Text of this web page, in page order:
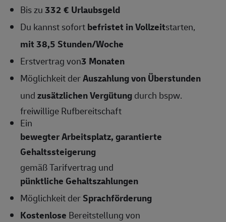
Bis zu332 € Urlaubsgeld
Du kannst sofortbefristet in Vollzeitstarten,
mit 38,5Stunden/Woche
Erstvertrag von3 Monaten
Möglichkeit derAuszahlung von Überstunden
undzusätzlichen Vergütungdurch bspw.
freiwillige Rufbereitschaft
Ein
bewegter Arbeitsplatz, garantierte
Gehaltssteigerung
gemäß Tarifvertrag und
pünktliche Gehaltszahlungen
Möglichkeit derSprachförderung
Kostenlose Bereitstellung von